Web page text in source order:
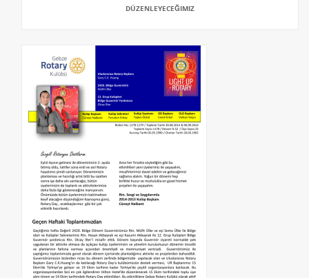
DÜZENLEYECEĞIMIZ